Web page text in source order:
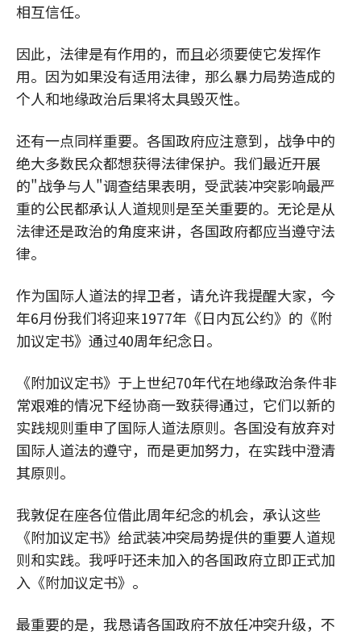
相互信任。
因此，法律是有作用的，而且必须要使它发挥作
用。因为如果没有适用法律，那么暴力局势造成的
个人和地缘政治后果将太具毁灭性。
还有一点同样重要。各国政府应注意到，战争中的
绝大多数民众都想获得法律保护。我们最近开展
的"战争与人"调查结果表明，受武装冲突影响最严
重的公民都承认人道规则是至关重要的。无论是从
法律还是政治的角度来讲，各国政府都应当遵守法
律。
作为国际人道法的捍卫者，请允许我提醒大家，今
年6月份我们将迎来1977年《日内瓦公约》的《附
加议定书》通过40周年纪念日。
《附加议定书》于上世纪70年代在地缘政治条件非
常艰难的情况下经协商一致获得通过，它们以新的
实践规则重申了国际人道法原则。各国没有放弃对
国际人道法的遵守，而是更加努力，在实践中澄清
其原则。
我敦促在座各位借此周年纪念的机会，承认这些
《附加议定书》给武装冲突局势提供的重要人道规
则和实践。我呼吁还未加入的各国政府立即正式加
入《附加议定书》。
最重要的是，我恳请各国政府不放任冲突升级，不